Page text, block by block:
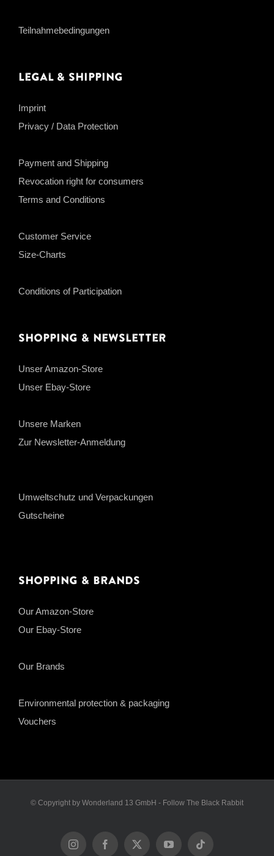
Teilnahmebedingungen
Legal & Shipping
Imprint
Privacy / Data Protection
Payment and Shipping
Revocation right for consumers
Terms and Conditions
Customer Service
Size-Charts
Conditions of Participation
Shopping & Newsletter
Unser Amazon-Store
Unser Ebay-Store
Unsere Marken
Zur Newsletter-Anmeldung
Umweltschutz und Verpackungen
Gutscheine
Shopping & Brands
Our Amazon-Store
Our Ebay-Store
Our Brands
Environmental protection & packaging
Vouchers
© Copyright by Wonderland 13 GmbH - Follow The Black Rabbit
InstagramFacebook
X YouTubeTiktok